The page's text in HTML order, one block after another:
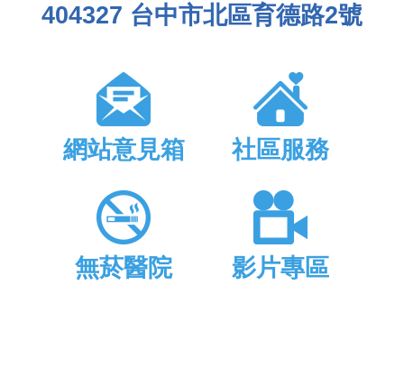
404327 台中市北區育德路2號
網站意見箱 社區服務
無菸醫院 影片專區